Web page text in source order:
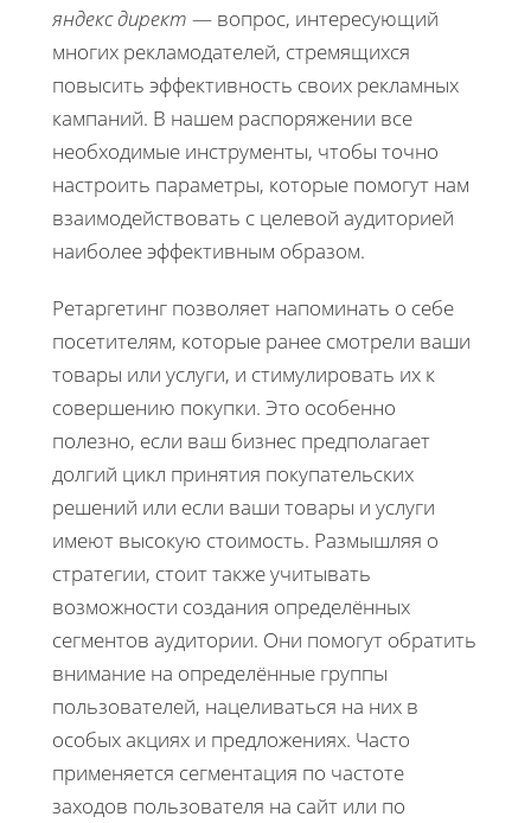
яндекс директ — вопрос, интересующий
многих рекламодателей, стремящихся
повысить эффективность своих рекламных
кампаний. В нашем распоряжении все
необходимые инструменты, чтобы точно
настроить параметры, которые помогут нам
взаимодействовать с целевой аудиторией
наиболее эффективным образом.
Ретаргетинг позволяет напоминать о себе
посетителям, которые ранее смотрели ваши
товары или услуги, и стимулировать их к
совершению покупки. Это особенно
полезно, если ваш бизнес предполагает
долгий цикл принятия покупательских
решений или если ваши товары и услуги
имеют высокую стоимость. Размышляя о
стратегии, стоит также учитывать
возможности создания определённых
сегментов аудитории. Они помогут обратить
внимание на определённые группы
пользователей, нацеливаться на них в
особых акциях и предложениях. Часто
применяется сегментация по частоте
заходов пользователя на сайт или по